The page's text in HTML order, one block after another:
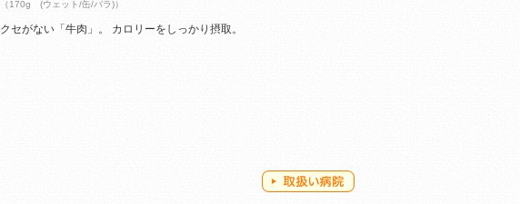
（170g (ウェット/缶/バラ)）
クセがない「牛肉」。 カロリーをしっかり摂取。